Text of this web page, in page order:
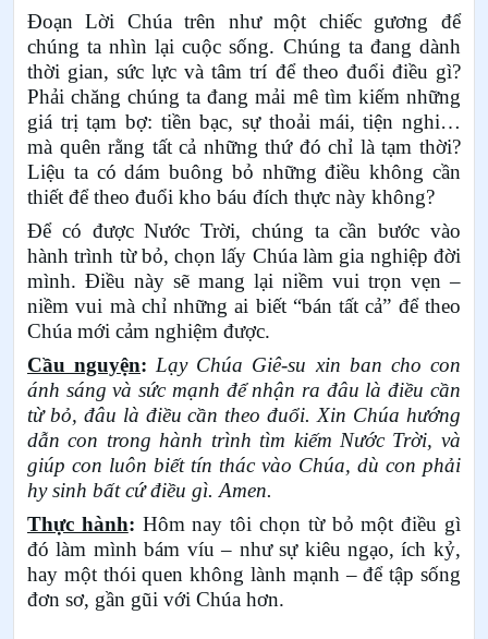
Đoạn Lời Chúa trên như một chiếc gương để
chúng ta nhìn lại cuộc sống. Chúng ta đang dành
thời gian, sức lực và tâm trí để theo đuổi điều gì?
Phải chăng chúng ta đang mải mê tìm kiếm những
giá trị tạm bợ: tiền bạc, sự thoải mái, tiện nghi…
mà quên rằng tất cả những thứ đó chỉ là tạm thời?
Liệu ta có dám buông bỏ những điều không cần
thiết để theo đuổi kho báu đích thực này không?
Để có được Nước Trời, chúng ta cần bước vào
hành trình từ bỏ, chọn lấy Chúa làm gia nghiệp đời
mình. Điều này sẽ mang lại niềm vui trọn vẹn –
niềm vui mà chỉ những ai biết “bán tất cả” để theo
Chúa mới cảm nghiệm được.
Cầu nguyện: Lạy Chúa Giê-su xin ban cho con
ánh sáng và sức mạnh để nhận ra đâu là điều cần
từ bỏ, đâu là điều cần theo đuổi. Xin Chúa hướng
dẫn con trong hành trình tìm kiếm Nước Trời, và
giúp con luôn biết tín thác vào Chúa, dù con phải
hy sinh bất cứ điều gì. Amen.
Thực hành: Hôm nay tôi chọn từ bỏ một điều gì
đó làm mình bám víu – như sự kiêu ngạo, ích kỷ,
hay một thói quen không lành mạnh – để tập sống
đơn sơ, gần gũi với Chúa hơn.